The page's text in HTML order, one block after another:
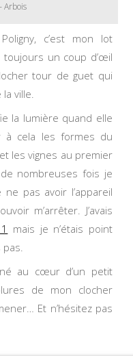
Arbois
c’est mon lot
toujours un coup d’œil
tour de guet qui
ville.
la lumière quand elle
à cela les formes du
les vignes au premier
nombreuses fois je
pas avoir l’appareil
m’arrêter. J’avais
mais je n’étais point
au cœur d’un petit
de mon clocher
Et n’hésitez pas